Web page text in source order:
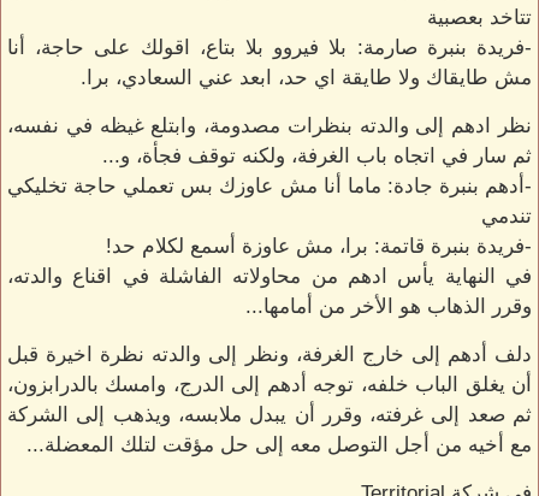
تتاخد بعصبية
-فريدة بنبرة صارمة: بلا فيروو بلا بتاع، اقولك على حاجة، أنا
مش طايقاك ولا طايقة اي حد، ابعد عني السعادي، برا.
نظر ادهم إلى والدته بنظرات مصدومة، وابتلع غيظه في نفسه،
ثم سار في اتجاه باب الغرفة، ولكنه توقف فجأة، و...
-أدهم بنبرة جادة: ماما أنا مش عاوزك بس تعملي حاجة تخليكي
تندمي
-فريدة بنبرة قاتمة: برا، مش عاوزة أسمع لكلام حد!
في النهاية يأس ادهم من محاولاته الفاشلة في اقناع والدته،
وقرر الذهاب هو الأخر من أمامها...
دلف أدهم إلى خارج الغرفة، ونظر إلى والدته نظرة اخيرة قبل
أن يغلق الباب خلفه، توجه أدهم إلى الدرج، وامسك بالدرابزون،
ثم صعد إلى غرفته، وقرر أن يبدل ملابسه، ويذهب إلى الشركة
مع أخيه من أجل التوصل معه إلى حل مؤقت لتلك المعضلة...